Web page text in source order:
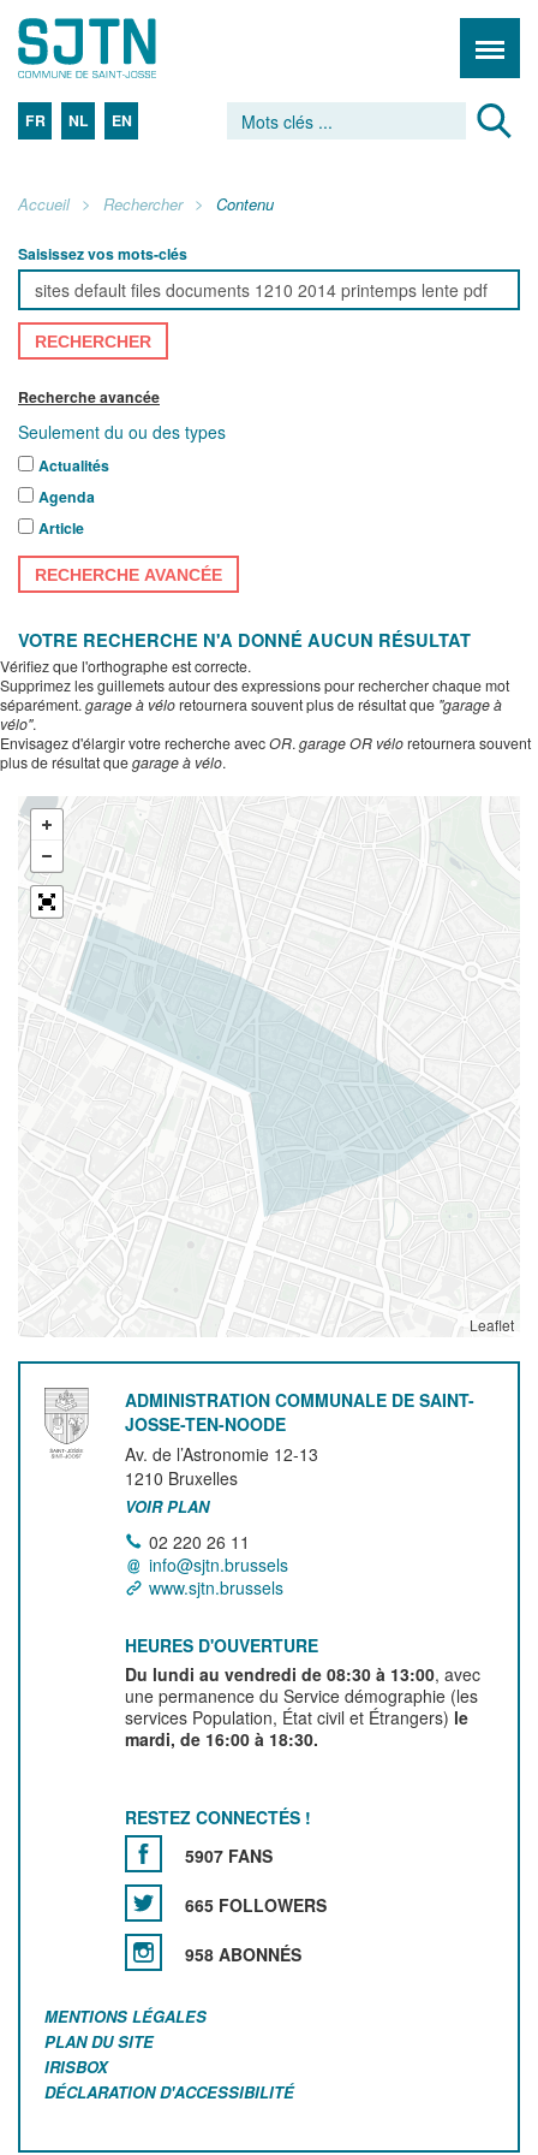
FR NL EN
Accueil Rechercher Contenu
Saisissez vos mots-clés
RECHERCHER
Recherche avancée
Seulement du ou des types
Actualités
Agenda
Article
RECHERCHE AVANCÉE
VOTRE RECHERCHE N'A DONNÉ AUCUN RÉSULTAT
Vérifiez que l'orthographe est correcte.
Supprimez les guillemets autour des expressions pour rechercher chaque mot
séparément. garage à véloretournera souvent plus de résultat que "garage à
vélo".
Envisagez d'élargir votre recherche avecOR. garage OR véloretournera souvent
plus de résultat quegarage à vélo.
Leaflet
ADMINISTRATION COMMUNALE DE SAINT-
JOSSE-TEN-NOODE
Av. de l’Astronomie 12-13
1210 Bruxelles
VOIR PLAN
02 220 26 11
info@sjtn.brussels
www.sjtn.brussels
HEURES D'OUVERTURE
Du lundi au vendredi de 08:30 à 13:00, avec
une permanence du Service démographie (les
services Population, État civil et Étrangers) le
mardi, de 16:00 à 18:30.
RESTEZ CONNECTÉS !
5907 FANS
665 FOLLOWERS
958 ABONNÉS
MENTIONS LÉGALES
PLAN DU SITE
IRISBOX
DÉCLARATION D'ACCESSIBILITÉ